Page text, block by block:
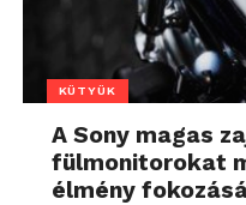
KÜTYÜK
A Sony magas
fülmonitorokat
élmény